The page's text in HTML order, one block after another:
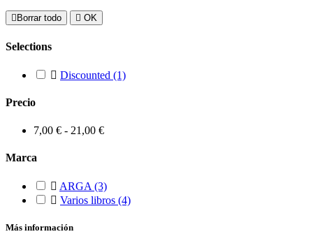
Borrar todo OK
Selections
Discounted (1)
Precio
7,00 € - 21,00 €
Marca
ARGA (3)
Varios libros (4)
Más información